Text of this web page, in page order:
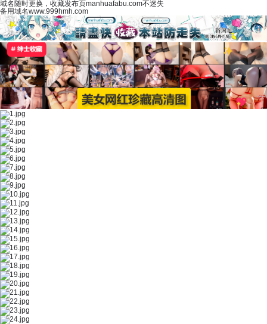
域名随时更换，收藏发布页manhuafabu.com不迷失
备用域名www.999hmh.com